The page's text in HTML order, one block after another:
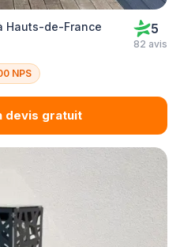
Hauts-de-France 5
82 avis
NPS
devis gratuit